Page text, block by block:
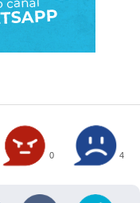
0 4